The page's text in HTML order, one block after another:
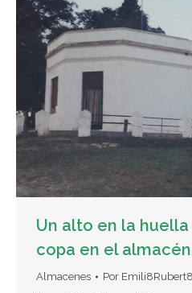
Un alto en la
copa en el
Almacenes Por Emili8Rubert8